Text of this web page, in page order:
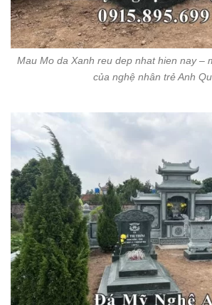
Mau Mo da Xanh reu dep nhat hien nay –
của nghệ nhân trẻ Anh